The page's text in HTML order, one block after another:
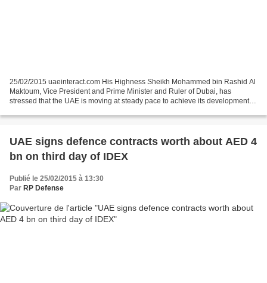
25/02/2015 uaeinteract.com His Highness Sheikh Mohammed bin Rashid Al
Maktoum, Vice President and Prime Minister and Ruler of Dubai, has
stressed that the UAE is moving at steady pace to achieve its developmental
UAE signs defence contracts worth about AED 4
bn on third day of IDEX
Publié le 25/02/2015 à 13:30
Par RP Defense